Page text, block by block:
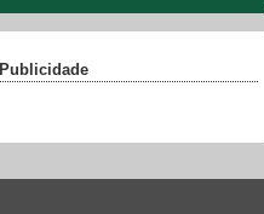
Publicidade